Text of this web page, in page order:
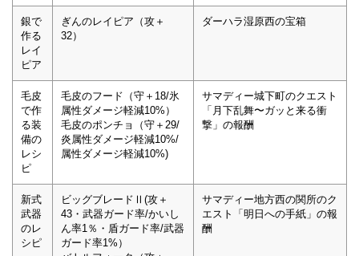
銀で
作る
レイ
ピア
ぎんのレイピア（攻＋
32）
ダーハラ湿原西の宝箱
毛皮
で作
る装
備の
レシ
ピ
毛皮のフード（守＋18/氷
属性ダメージ軽減10%）
毛皮のポンチョ（守＋29/
炎属性ダメージ軽減10%/
属性ダメージ軽減10%)
サマディー城下町のクエスト
「月下乱舞〜ガッと来る衝
撃」の報酬
新式
武器
のレ
シピ
ビッグブレードⅡ(攻＋
43・武器ガード率/かいし
ん率1％・盾ガード率/武器
ガード率1%）
サマディー地方西の関所のク
エスト「明日への手紙」の報
酬